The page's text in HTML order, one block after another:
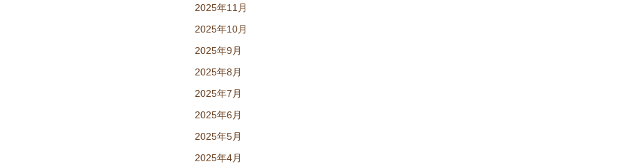
2025年11月
2025年10月
2025年9月
2025年8月
2025年7月
2025年6月
2025年5月
2025年4月